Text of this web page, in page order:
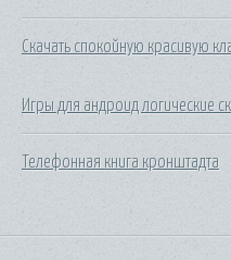
Скачать спокойную красивую
Игры для андроид логические
Телефонная книга кронштадта